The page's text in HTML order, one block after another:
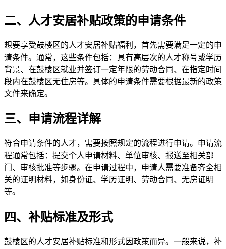
二、人才安居补贴政策的申请条件
想要享受鼓楼区的人才安居补贴福利，首先需要满足一定的申
请条件。通常，这些条件包括：具有高层次的人才称号或学历
背景、在鼓楼区就业并签订一定年限的劳动合同、在指定时间
段内在鼓楼区无住房等。具体的申请条件需要根据最新的政策
文件来确定。
三、申请流程详解
符合申请条件的人才，需要按照规定的流程进行申请。申请流
程通常包括：提交个人申请材料、单位审核、报送至相关部
门、审核批准等步骤。在申请过程中，申请人需要准备齐全相
关的证明材料，如身份证、学历证明、劳动合同、无房证明
等。
四、补贴标准及形式
鼓楼区的人才安居补贴标准和形式因政策而异。一般来说，补